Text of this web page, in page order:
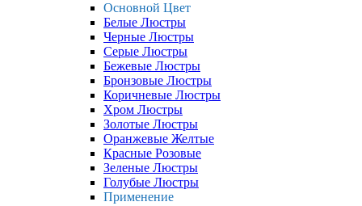
Основной Цвет
Белые Люстры
Черные Люстры
Серые Люстры
Бежевые Люстры
Бронзовые Люстры
Коричневые Люстры
Хром Люстры
Золотые Люстры
Оранжевые Желтые
Красные Розовые
Зеленые Люстры
Голубые Люстры
Применение